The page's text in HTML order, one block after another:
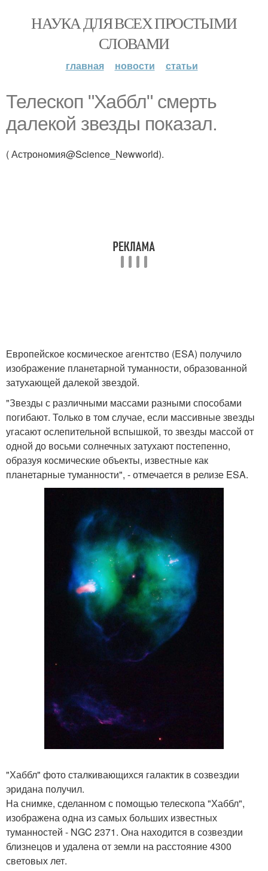
НАУКА ДЛЯ ВСЕХ ПРОСТЫМИ
СЛОВАМИ
главная новости статьи
Телескоп "Хаббл" смерть
далекой звезды показал.
( Астрономия@Science_Newworld).
Европейское космическое агентство (ESA) получило
изображение планетарной туманности, образованной
затухающей далекой звездой.
"Звезды с различными массами разными способами
погибают. Только в том случае, если массивные звезды
угасают ослепительной вспышкой, то звезды массой от
одной до восьми солнечных затухают постепенно,
образуя космические объекты, известные как
планетарные туманности", - отмечается в релизе ESA.
"Хаббл" фото сталкивающихся галактик в созвездии
эридана получил.
На снимке, сделанном с помощью телескопа "Хаббл",
изображена одна из самых больших известных
туманностей - NGC 2371. Она находится в созвездии
близнецов и удалена от земли на расстояние 4300
световых лет.